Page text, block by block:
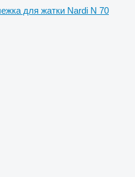
для жатки Nardi N 70